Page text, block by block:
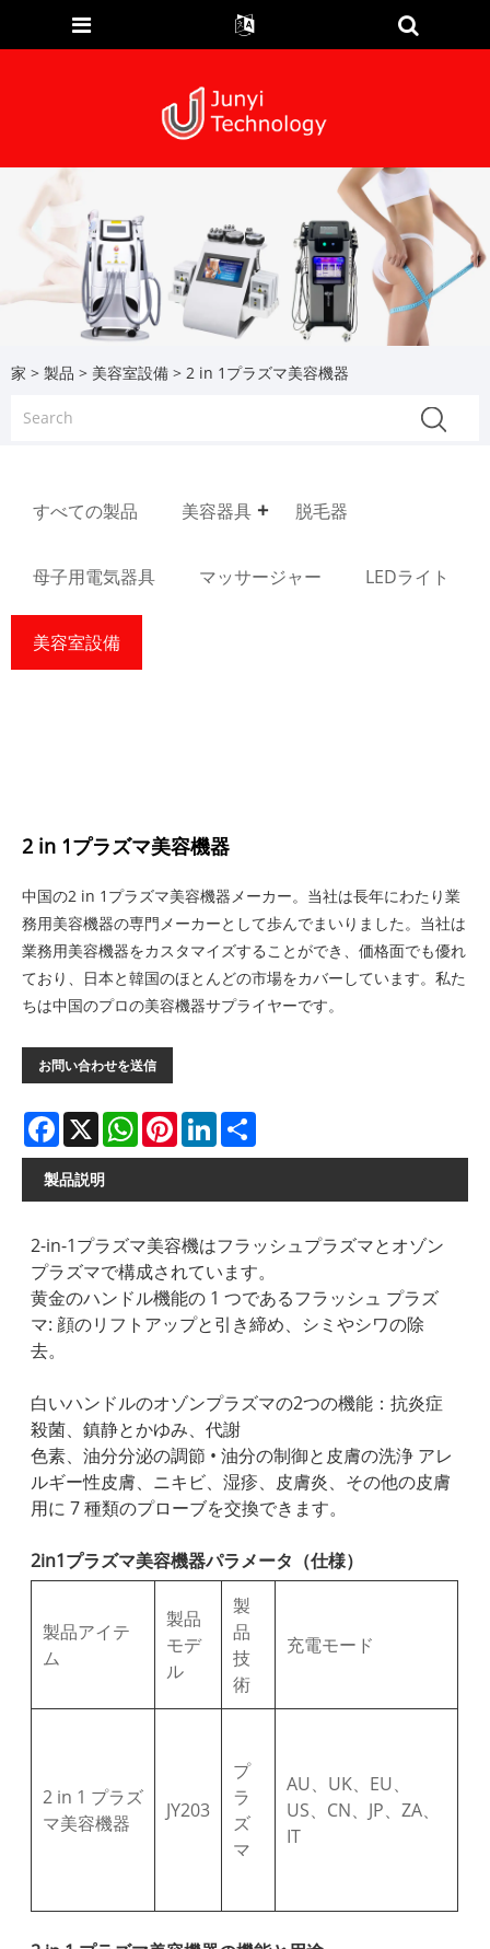
家 > 製品 > 美容室設備 > 2 in 1プラズマ美容機器
すべての製品 美容器具 脱毛器
母子用電気器具 マッサージャー LEDライト
美容室設備
2 in 1プラズマ美容機器
中国の2 in 1プラズマ美容機器メーカー。当社は長年にわたり業
務用美容機器の専門メーカーとして歩んでまいりました。当社は
業務用美容機器をカスタマイズすることができ、価格面でも優れ
ており、日本と韓国のほとんどの市場をカバーしています。私た
ちは中国のプロの美容機器サプライヤーです。
お問い合わせを送信
Facebook
X WhatsAppPinterestLinkedIn
製品説明
2-in-1プラズマ美容機はフラッシュプラズマとオゾン
プラズマで構成されています。
黄金のハンドル機能の 1 つであるフラッシュ プラズ
マ: 顔のリフトアップと引き締め、シミやシワの除
去。
白いハンドルのオゾンプラズマの2つの機能：抗炎症
殺菌、鎮静とかゆみ、代謝
色素、油分分泌の調節 • 油分の制御と皮膚の洗浄 アレ
ルギー性皮膚、ニキビ、湿疹、皮膚炎、その他の皮膚
用に 7 種類のプローブを交換できます。
2in1プラズマ美容機器パラメータ（仕様）
製品アイテ
ム
製品
モデ
ル
製
品
技
術
充電モード
2 in 1 プラズ
マ美容機器
JY203
プ
ラ
ズ
マ
AU、UK、EU、
US、CN、JP、ZA、
IT